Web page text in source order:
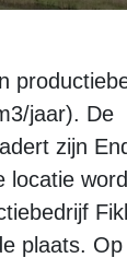
jaar). De
zijn
locatie
plaats.